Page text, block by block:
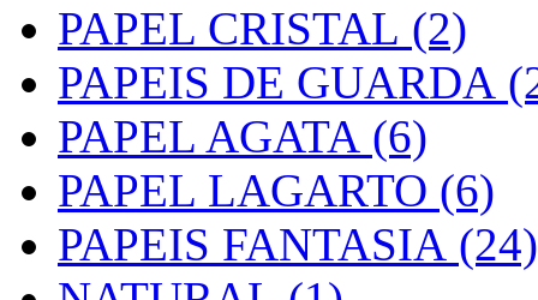
PAPEL CRISTAL (2)
PAPEIS DE GUARDA
PAPEL AGATA (6)
PAPEL LAGARTO (6)
PAPEIS FANTASIA (24)